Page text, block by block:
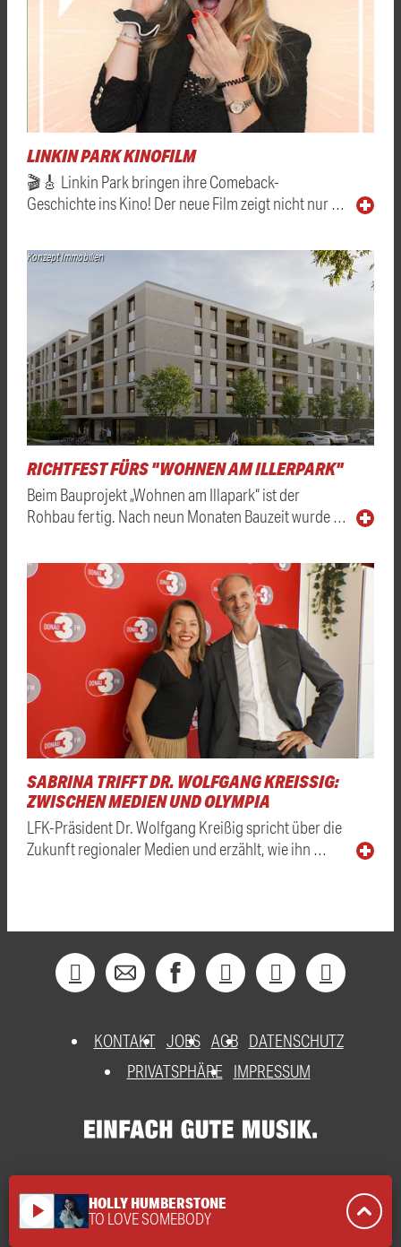
LINKIN PARK KINOFILM
🎬🎸 Linkin Park bringen ihre Comeback-
Geschichte ins Kino! Der neue Film zeigt nicht nur …
Konzept Immobilien
RICHTFEST FÜRS "WOHNEN AM ILLERPARK"
Beim Bauprojekt „Wohnen am Illapark“ ist der
Rohbau fertig. Nach neun Monaten Bauzeit wurde …
SABRINA TRIFFT DR. WOLFGANG KREISSIG: Z
WISCHEN MEDIEN UND OLYMPIA
LFK-Präsident Dr. Wolfgang Kreißig spricht über die
Zukunft regionaler Medien und erzählt, wie ihn …
KONTAKT JOBS AGB DATENSCHUTZ
PRIVATSPHÄRE
IMPRESSUM
play_arrow HOLLY HUMBERSTONE
TO LOVE SOMEBODY